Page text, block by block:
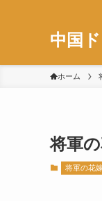
中国
ホーム
将軍
将軍の花嫁